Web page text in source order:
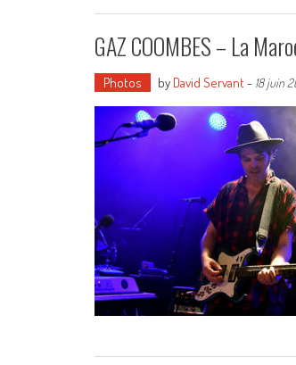
GAZ COOMBES – La
Photos by David Servant- 18 juin